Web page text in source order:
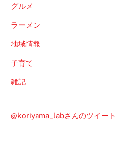
グルメ
ラーメン
地域情報
子育て
雑記
@koriyama_labさんのツイート